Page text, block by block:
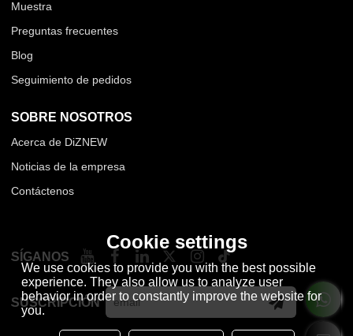
Muestra
Preguntas frecuentes
Blog
Seguimiento de pedidos
SOBRE NOSOTROS
Acerca de DiZNEW
Noticias de la empresa
Contáctenos
SÍGANOS
SUSCRIPCIÓN
Cookie settings
We use cookies to provide you with the best possible
experience. They also allow us to analyze user
behavior in order to constantly improve the website for
you.